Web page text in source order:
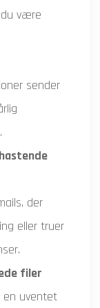
du være
sender
der
eller truer
filer
en uventet